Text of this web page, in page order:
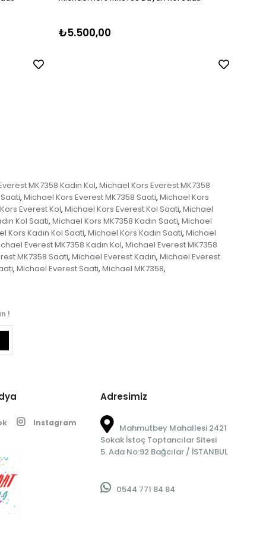
₺5.500,00
MK7358 Kadın Kol, Michael Kors Everest MK7358
, Michael Kors Everest MK7358 Saati, Michael Kors
Everest Kol, Michael Kors Everest Kol Saati, Michael
Kol Saati, Michael Kors MK7358 Kadın Saati, Michael
Kors Kadın Kol Saati, Michael Kors Kadın Saati, Michael
Everest MK7358 Kadın Kol, Michael Everest MK7358
MK7358 Saati, Michael Everest Kadın, Michael Everest
, Michael Everest Saati, Michael MK7358,
!
Instagram
Adresimiz
Mahmutbey Mahallesi 2421
Sokak İstoç Toptancılar Sitesi
5. Ada No:92 Bağcılar / İSTANBUL
0544 771 84 84